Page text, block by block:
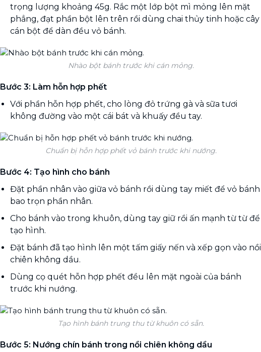
trọng lượng khoảng 45g. Rắc một lớp bột mì mỏng lên mặt
phẳng, đạt phần bột lên trên rồi dùng chai thủy tinh hoặc cây
cán bột để dàn đều vỏ bánh.
Nhào bột bánh trước khi cán mỏng.
Bước 3: Làm hỗn hợp phết
Với phần hỗn hợp phết, cho lòng đỏ trứng gà và sữa tươi
không đường vào một cái bát và khuấy đều tay.
Chuẩn bị hỗn hợp phết vỏ bánh trước khi nướng.
Bước 4: Tạo hình cho bánh
Đặt phần nhân vào giữa vỏ bánh rồi dùng tay miết để vỏ bánh
bao trọn phần nhân.
Cho bánh vào trong khuôn, dùng tay giữ rồi ấn mạnh từ từ để
tạo hình.
Đặt bánh đã tạo hình lên một tấm giấy nến và xếp gọn vào nồi
chiên không dầu.
Dùng cọ quét hỗn hợp phết đều lên mặt ngoài của bánh
trước khi nướng.
Tạo hình bánh trung thu từ khuôn có sẵn.
Bước 5: Nướng chín bánh trong nồi chiên không dầu